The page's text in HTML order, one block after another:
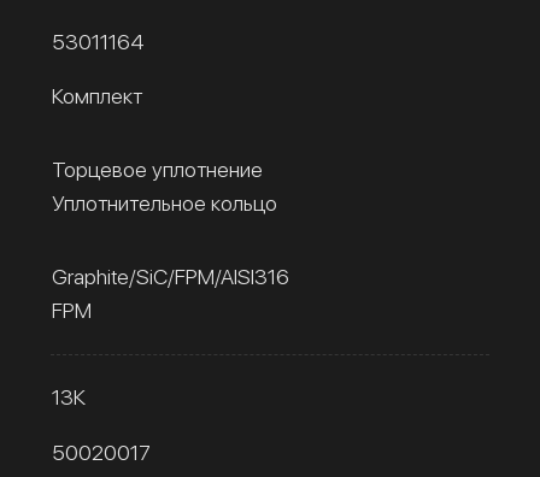
53011164
Комплект
Торцевое уплотнение
Уплотнительное кольцо
Graphite/SiC/FPM/AISI316
FPM
13К
50020017